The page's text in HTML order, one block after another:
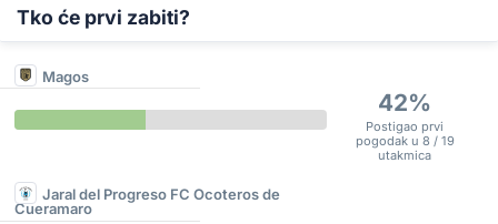
Tko će prvi zabiti?
Magos
42%
Postigao prvi
pogodak u 8 / 19
utakmica
Jaral del Progreso FC Ocoteros de
Cueramaro